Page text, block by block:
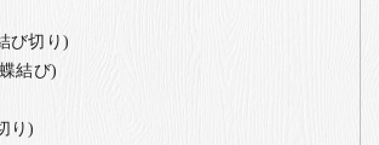
び切り)
結び)
り)